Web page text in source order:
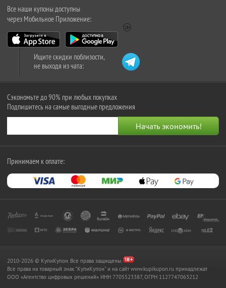
Все наши купоны доступны
через Мобильное Приложение:
Ищите скидки поблизости,
не выходя из чата:
Сэкономьте до 90% при любых покупках
Подпишитесь на самые выгодные предложения
Принимаем к оплате:
2010-2026 © КупиКупон. Все права защищены.
Все права на товарный знак "КупиКупон" и на сайт www.kupikupon.ru принадлежат
OOO «Агентство цифровых решений» ИНН 7705523387, ОГРН 1127747063212